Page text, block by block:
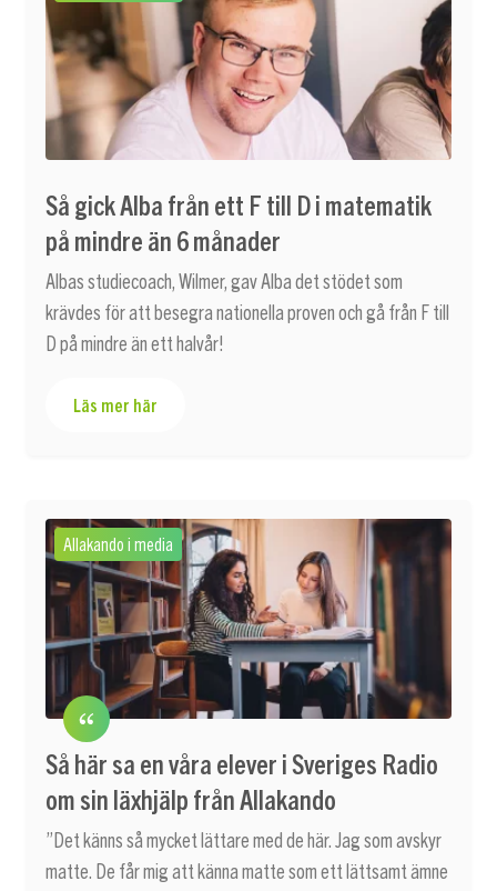
Så gick Alba från ett F till D i matematik
på mindre än 6 månader
Albas studiecoach, Wilmer, gav Alba det stödet som
krävdes för att besegra nationella proven och gå från F till
D på mindre än ett halvår!
Läs mer här
Allakando i media
Så här sa en våra elever i Sveriges Radio
om sin läxhjälp från Allakando
”Det känns så mycket lättare med de här. Jag som avskyr
matte. De får mig att känna matte som ett lättsamt ämne